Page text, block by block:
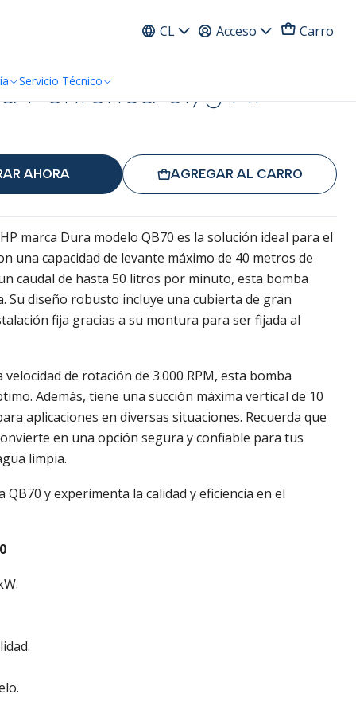
CL Acceso Carro
Servicio Técnico
Periferica 0.75 HP
AGREGAR AL CARRO
AHORA
marca Dura modelo QB70 es la solución ideal para el
una capacidad de levante máximo de 40 metros de
caudal de hasta 50 litros por minuto, esta bomba
Su diseño robusto incluye una cubierta de gran
fija gracias a su montura para ser fijada al
de rotación de 3.000 RPM, esta bomba
Además, tiene una succión máxima vertical de 10
aplicaciones en diversas situaciones. Recuerda que
en una opción segura y confiable para tus
limpia.
y experimenta la calidad y eficiencia en el